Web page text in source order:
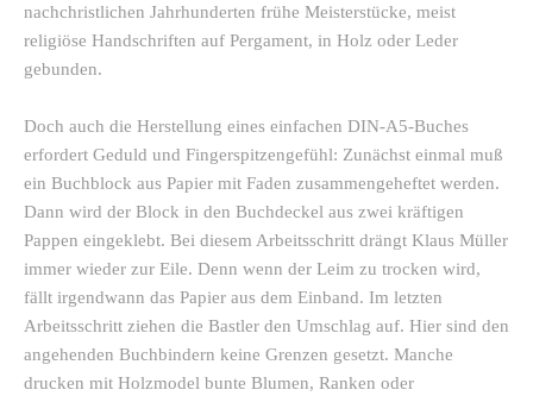
nachchristlichen Jahrhunderten frühe Meisterstücke, meist
religiöse Handschriften auf Pergament, in Holz oder Leder
gebunden.
Doch auch die Herstellung eines einfachen DIN-A5-Buches
erfordert Geduld und Fingerspitzengefühl: Zunächst einmal muß
ein Buchblock aus Papier mit Faden zusammengeheftet werden.
Dann wird der Block in den Buchdeckel aus zwei kräftigen
Pappen eingeklebt. Bei diesem Arbeitsschritt drängt Klaus Müller
immer wieder zur Eile. Denn wenn der Leim zu trocken wird,
fällt irgendwann das Papier aus dem Einband. Im letzten
Arbeitsschritt ziehen die Bastler den Umschlag auf. Hier sind den
angehenden Buchbindern keine Grenzen gesetzt. Manche
drucken mit Holzmodel bunte Blumen, Ranken oder